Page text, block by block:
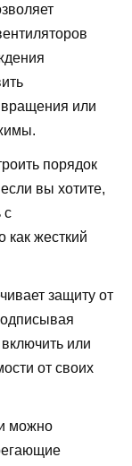
или
порядок
вы хотите,
с
как жесткий
защиту от
или
от своих
можно